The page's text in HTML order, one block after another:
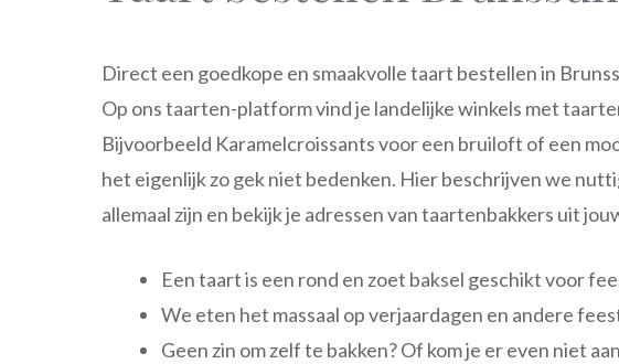
Direct een goedkope en smaakvolle taart bestellen in
Op ons taarten-platform vind je landelijke winkels met
Bijvoorbeeld Karamelcroissants voor een bruiloft of een
het eigenlijk zo gek niet bedenken. Hier beschrijven we
allemaal zijn en bekijk je adressen van taartenbakkers uit
Een taart is een rond en zoet baksel geschikt voor
We eten het massaal op verjaardagen en andere
Geen zin om zelf te bakken? Of kom je er even niet